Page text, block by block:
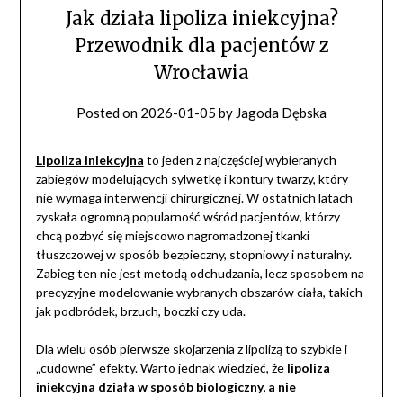
Jak działa lipoliza iniekcyjna?
Przewodnik dla pacjentów z
Wrocławia
Posted on 2026-01-05 by Jagoda Dębska
Lipoliza iniekcyjna to jeden z najczęściej wybieranych
zabiegów modelujących sylwetkę i kontury twarzy, który
nie wymaga interwencji chirurgicznej. W ostatnich latach
zyskała ogromną popularność wśród pacjentów, którzy
chcą pozbyć się miejscowo nagromadzonej tkanki
tłuszczowej w sposób bezpieczny, stopniowy i naturalny.
Zabieg ten nie jest metodą odchudzania, lecz sposobem na
precyzyjne modelowanie wybranych obszarów ciała, takich
jak podbródek, brzuch, boczki czy uda.
Dla wielu osób pierwsze skojarzenia z lipolizą to szybkie i
„cudowne” efekty. Warto jednak wiedzieć, że lipoliza
iniekcyjna działa w sposób biologiczny, a nie